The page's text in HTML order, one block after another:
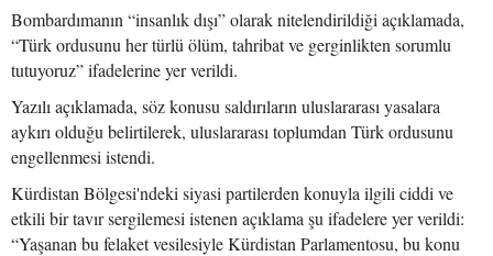
Bombardımanın “insanlık dışı” olarak nitelendirildiği açıklamada,
“Türk ordusunu her türlü ölüm, tahribat ve gerginlikten sorumlu
tutuyoruz” ifadelerine yer verildi.
Yazılı açıklamada, söz konusu saldırıların uluslararası yasalara
aykırı olduğu belirtilerek, uluslararası toplumdan Türk ordusunu
engellenmesi istendi.
Kürdistan Bölgesi'ndeki siyasi partilerden konuyla ilgili ciddi ve
etkili bir tavır sergilemesi istenen açıklama şu ifadelere yer verildi:
“Yaşanan bu felaket vesilesiyle Kürdistan Parlamentosu, bu konu